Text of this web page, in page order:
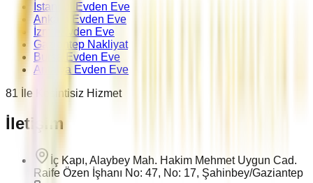
İstanbul Evden Eve
Ankara Evden Eve
İzmir Evden Eve
Gaziantep Nakliyat
Bursa Evden Eve
Antalya Evden Eve
81 İle Kesintisiz Hizmet
İletişim
İç Kapı, Alaybey Mah. Hakim Mehmet Uygun Cad.
Raife Özen İşhanı No: 47, No: 17, Şahinbey/Gaziantep